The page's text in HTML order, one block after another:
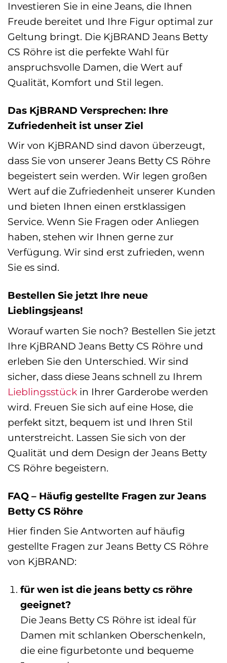
Investieren Sie in eine Jeans, die Ihnen
Freude bereitet und Ihre Figur optimal zur
Geltung bringt. Die KjBRAND Jeans Betty
CS Röhre ist die perfekte Wahl für
anspruchsvolle Damen, die Wert auf
Qualität, Komfort und Stil legen.
Das KjBRAND Versprechen: Ihre
Zufriedenheit ist unser Ziel
Wir von KjBRAND sind davon überzeugt,
dass Sie von unserer Jeans Betty CS Röhre
begeistert sein werden. Wir legen großen
Wert auf die Zufriedenheit unserer Kunden
und bieten Ihnen einen erstklassigen
Service. Wenn Sie Fragen oder Anliegen
haben, stehen wir Ihnen gerne zur
Verfügung. Wir sind erst zufrieden, wenn
Sie es sind.
Bestellen Sie jetzt Ihre neue
Lieblingsjeans!
Worauf warten Sie noch? Bestellen Sie jetzt
Ihre KjBRAND Jeans Betty CS Röhre und
erleben Sie den Unterschied. Wir sind
sicher, dass diese Jeans schnell zu Ihrem
Lieblingsstück in Ihrer Garderobe werden
wird. Freuen Sie sich auf eine Hose, die
perfekt sitzt, bequem ist und Ihren Stil
unterstreicht. Lassen Sie sich von der
Qualität und dem Design der Jeans Betty
CS Röhre begeistern.
FAQ – Häufig gestellte Fragen zur Jeans
Betty CS Röhre
Hier finden Sie Antworten auf häufig
gestellte Fragen zur Jeans Betty CS Röhre
von KjBRAND:
für wen ist die jeans betty cs röhre
geeignet?
Die Jeans Betty CS Röhre ist ideal für
Damen mit schlanken Oberschenkeln,
die eine figurbetonte und bequeme